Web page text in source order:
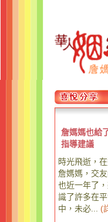
詹媽媽也給
指導建議
時光飛逝，
詹媽媽，交友
也近一年了
識了許多在
中，未必...
(